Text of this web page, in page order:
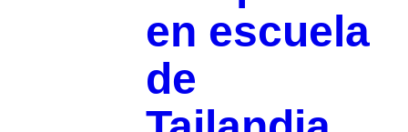
en escuela
de